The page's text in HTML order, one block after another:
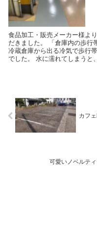
食品加工・販売メーカー様よ
だきました。 「倉庫内の歩行
冷蔵倉庫から出る冷気で歩行
でした。 水に濡れてしまうと
カフ
可愛いノベルテ